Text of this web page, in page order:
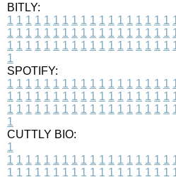
BITLY:
1 1 1 1 1 1 1 1 1 1 1 1 1 1 1 1 1 1
1 1 1 1 1 1 1 1 1 1 1 1 1 1 1 1 1 1
1 1 1 1 1 1 1 1 1 1 1 1 1 1 1 1 1 1
1
SPOTIFY:
1 1 1 1 1 1 1 1 1 1 1 1 1 1 1 1 1 1
1 1 1 1 1 1 1 1 1 1 1 1 1 1 1 1 1 1
1 1 1 1 1 1 1 1 1 1 1 1 1 1 1 1 1 1
1
CUTTLY BIO:
1
1 1 1 1 1 1 1 1 1 1 1 1 1 1 1 1 1 1
1 1 1 1 1 1 1 1 1 1 1 1 1 1 1 1 1 1